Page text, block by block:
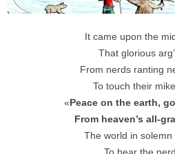
It came upon the
That glorious
From nerds ranting
To touch their
«Peace on the earth,
From heaven’s all-
The world in solemn
To hear the